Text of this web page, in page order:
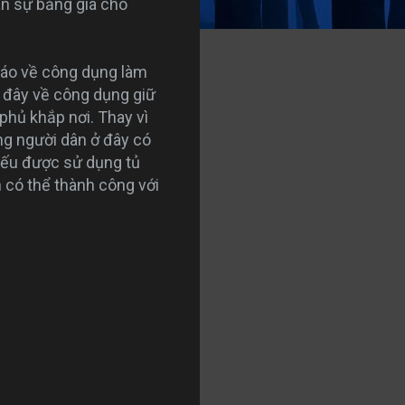
về công dụng làm
về công dụng giữ
khắp nơi. Thay vì
người dân ở đây có
được sử dụng tủ
có thể thành công với